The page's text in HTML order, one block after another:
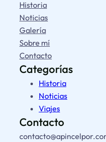
Historia
Noticias
Galería
Sobre mí
Contacto
Categorías
Historia
Noticias
Viajes
Contacto